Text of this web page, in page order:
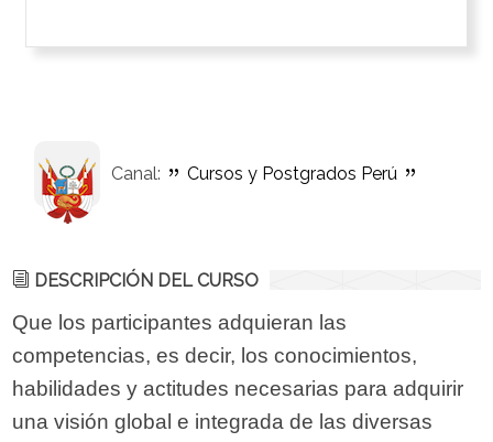
Canal: Cursos y Postgrados Perú
DESCRIPCIÓN DEL CURSO
Que los participantes adquieran las
competencias, es decir, los conocimientos,
habilidades y actitudes necesarias para adquirir
una visión global e integrada de las diversas